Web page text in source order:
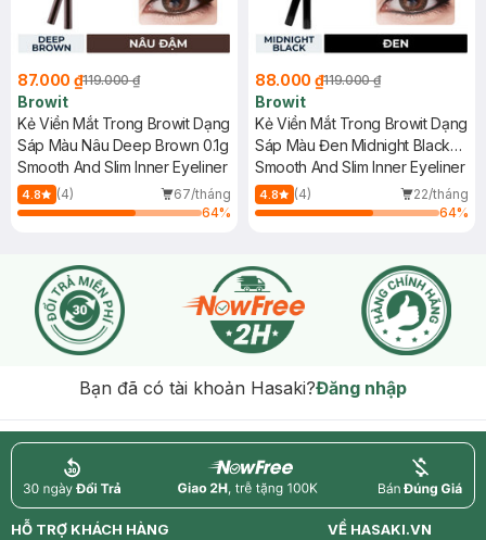
87.000 ₫119.000 ₫
Browit
Kẻ Viền Mắt Trong Browit Dạng
Sáp Màu Nâu Deep Brown 0.1g
Smooth And Slim Inner Eyeliner
4.8 (4)
67/tháng
64%
88.000 ₫119.000 ₫
Browit
Kẻ Viền Mắt Trong Browit Dạng
Sáp Màu Đen Midnight Black
0.1g
Smooth And Slim Inner Eyeliner
4.8 (4)
22/tháng
64%
Bạn đã có tài khoản Hasaki?Đăng nhập
return nowfree price
HỖ TRỢ KHÁCH HÀNG
VỀ HASAKI.VN